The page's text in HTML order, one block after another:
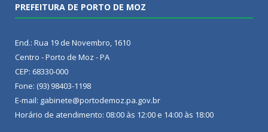
PREFEITURA DE PORTO DE MOZ
End.: Rua 19 de Novembro, 1610
Centro - Porto de Moz - PA
CEP: 68330-000
Fone: (93) 98403-1198
E-mail: gabinete@portodemoz.pa.gov.br
Horário de atendimento: 08:00 às 12:00 e 14:00 às 18:00